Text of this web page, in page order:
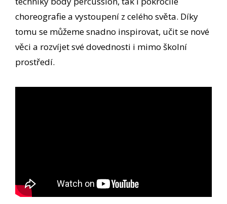
choreografie a vystoupení z celého světa. Díky
tomu se můžeme snadno inspirovat, učit se nové
věci a rozvíjet své dovednosti i mimo školní
prostředí.